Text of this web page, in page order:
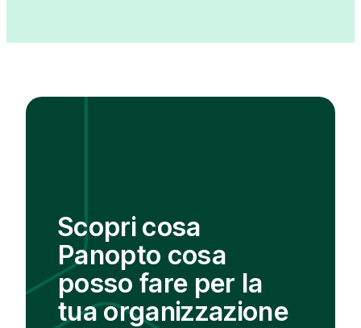
Scopri cosa
Panopto cosa
posso fare per la
tua organizzazione